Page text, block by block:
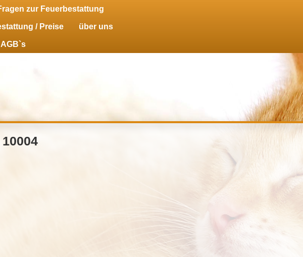
zur Feuerbestattung
/ Preise über uns
AGB`s